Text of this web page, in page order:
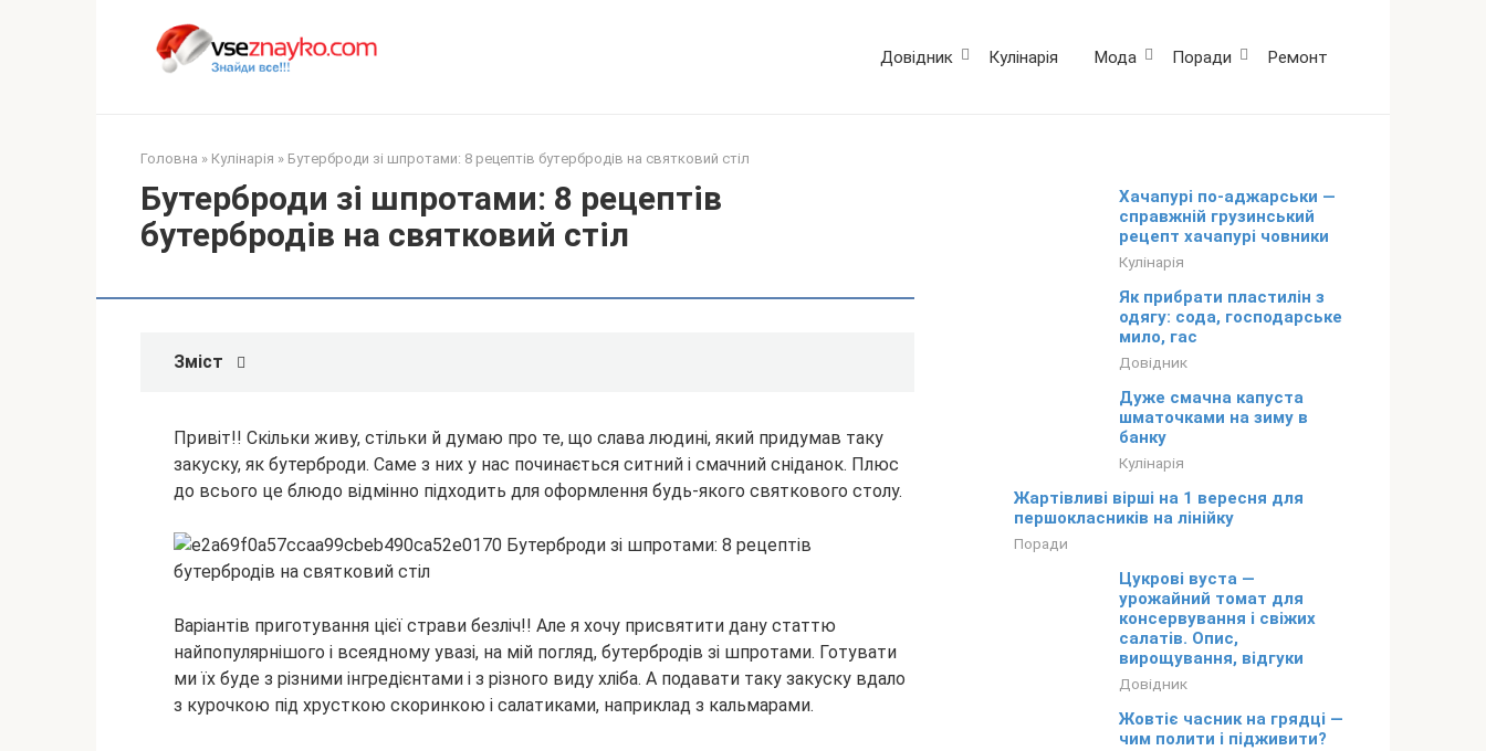
Довідник Кулінарія Мода Поради Ремонт
Головна » Кулінарія » Бутерброди зі шпротами: 8 рецептів бутербродів на святковий стіл
Бутерброди зі шпротами: 8 рецептів
бутербродів на святковий стіл
Зміст
Привіт!! Скільки живу, стільки й думаю про те, що слава людині, який придумав таку
закуску, як бутерброди. Саме з них у нас починається ситний і смачний сніданок. Плюс
до всього це блюдо відмінно підходить для оформлення будь-якого святкового столу.
Варіантів приготування цієї страви безліч!! Але я хочу присвятити дану статтю
найпопулярнішого і всеядному увазі, на мій погляд, бутербродів зі шпротами. Готувати
ми їх буде з різними інгредієнтами і з різного виду хліба. А подавати таку закуску вдало
з курочкою під хрусткою скоринкою і салатиками, наприклад з кальмарами.
Хачапурі по-аджарськи —
справжній грузинський
рецепт хачапурі човники
Кулінарія
Як прибрати пластилін з
одягу: сода, господарське
мило, гас
Довідник
Дуже смачна капуста
шматочками на зиму в
банку
Кулінарія
Жартівливі вірші на 1 вересня для
першокласників на лінійку
Поради
Цукрові вуста —
урожайний томат для
консервування і свіжих
салатів. Опис,
вирощування, відгуки
Довідник
Жовтіє часник на грядці —
чим полити і підживити?